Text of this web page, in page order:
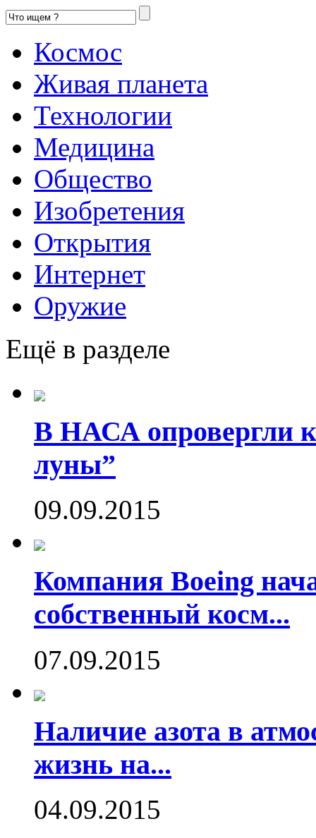
Космос
Живая планета
Технологии
Медицина
Общество
Изобретения
Открытия
Интернет
Оружие
Ещё в разделе
В НАСА опровергли
луны”
09.09.2015
Компания Boeing
собственный косм...
07.09.2015
Наличие азота в
жизнь на...
04.09.2015